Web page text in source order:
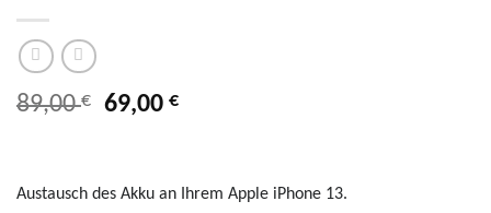
89,00€
Ursprünglicher
89,00 €
69,00€Aktueller
69,00 €.
Austausch des Akku an Ihrem Apple iPhone 13.